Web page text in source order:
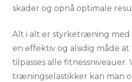
skader og opnå optimale
Alt i alt er styrketræning
en effektiv og alsidig måde
tilpasses alle fitnessniveauer.
træningselastikker kan man